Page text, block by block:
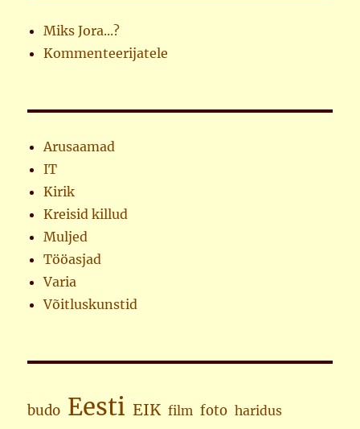
Miks Jora...?
Kommenteerijatele
Arusaamad
IT
Kirik
Kreisid killud
Muljed
Tööasjad
Varia
Võitluskunstid
budo Eesti EIK film foto haridus